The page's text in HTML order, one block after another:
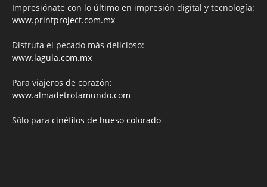
Impresiónate con lo último en impresión digital y tecnología:
www.printproject.com.mx
Disfruta el pecado más delicioso:
www.lagula.com.mx
Para viajeros de corazón:
www.almadetrotamundo.com
Sólo para cinéfilos de hueso colorado